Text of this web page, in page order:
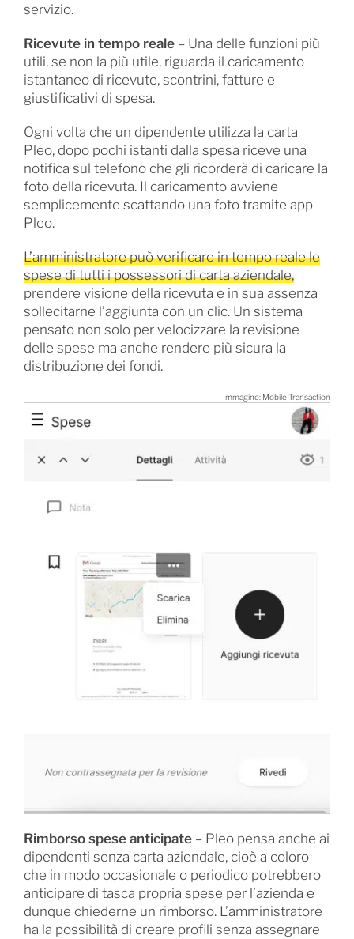
servizio.
Ricevute in tempo reale– Una delle funzioni più
utili, se non la più utile, riguarda il caricamento
istantaneo di ricevute, scontrini, fatture e
giustificativi di spesa.
Ogni volta che un dipendente utilizza la carta
Pleo, dopo pochi istanti dalla spesa riceve una
notifica sul telefono che gli ricorderà di caricare la
foto della ricevuta. Il caricamento avviene
semplicemente scattando una foto tramite app
Pleo.
L’amministratore può verificare in tempo reale le
spese di tutti i possessori di carta aziendale,
prendere visione della ricevuta e in sua assenza
sollecitarne l’aggiunta con un clic. Un sistema
pensato non solo per velocizzare la revisione
delle spese ma anche rendere più sicura la
distribuzione dei fondi.
Immagine: Mobile Transaction
Rimborso spese anticipate– Pleo pensa anche ai
dipendenti senza carta aziendale, cioè a coloro
che in modo occasionale o periodico potrebbero
anticipare di tasca propria spese per l’azienda e
dunque chiederne un rimborso. L’amministratore
ha la possibilità di creare profili senza assegnare